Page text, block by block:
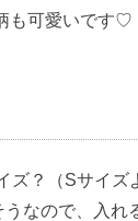
も可愛いです♡
ズ？（Sサイズ
なので、入れ